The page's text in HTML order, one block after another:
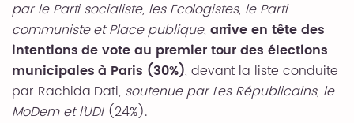
par le Parti socialiste, les Ecologistes, le Parti
communiste et Place publique, arrive en tête des
intentions de vote au premier tour des élections
municipales à Paris (30%), devant la liste conduite
par Rachida Dati, soutenue par Les Républicains, le
MoDem et l’UDI(24%).